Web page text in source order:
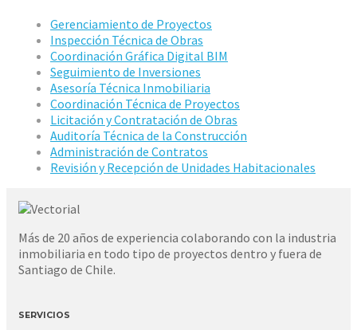
Gerenciamiento de Proyectos
Inspección Técnica de Obras
Coordinación Gráfica Digital BIM
Seguimiento de Inversiones
Asesoría Técnica Inmobiliaria
Coordinación Técnica de Proyectos
Licitación y Contratación de Obras
Auditoría Técnica de la Construcción
Administración de Contratos
Revisión y Recepción de Unidades Habitacionales
Más de 20 años de experiencia colaborando con la industria
inmobiliaria en todo tipo de proyectos dentro y fuera de
Santiago de Chile.
SERVICIOS